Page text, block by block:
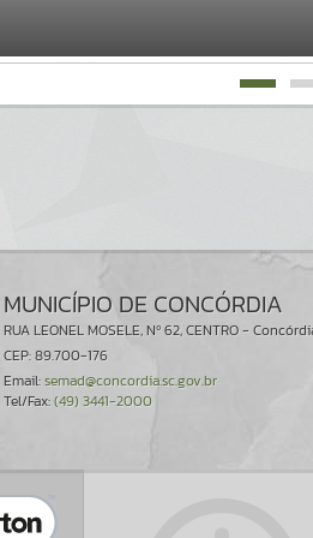
MUNICÍPIO DE CONCÓRDIA
RUA LEONEL MOSELE, Nº 62, CENTRO -
CEP: 89.700-176
Email:semad@concordia.sc.gov.br
Tel/Fax:(49) 3441-2000